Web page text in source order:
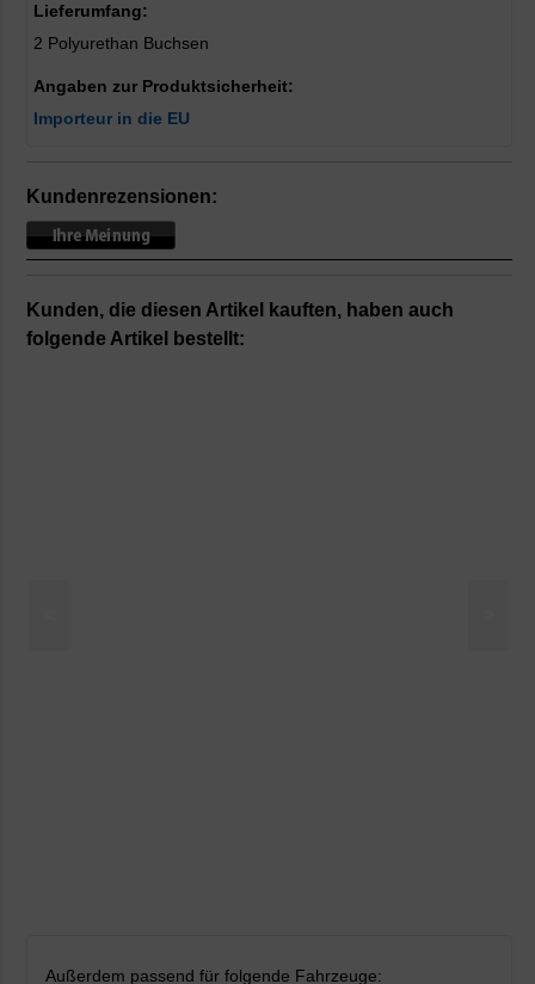
Lieferumfang:
2 Polyurethan Buchsen
Angaben zur Produktsicherheit:
Importeur in die EU
Kundenrezensionen:
Kunden, die diesen Artikel kauften, haben auch
folgende Artikel bestellt:
Außerdem passend für folgende Fahrzeuge: